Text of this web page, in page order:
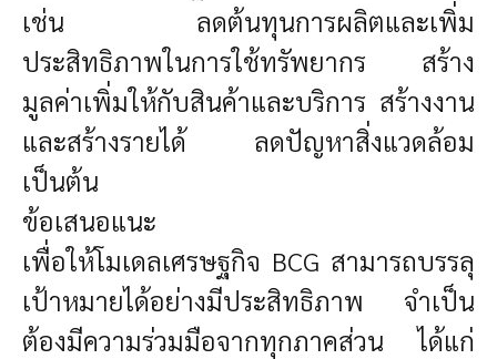
เช่น ลดต้นทุนการผลิตและเพิ่ม
ประสิทธิภาพในการใช้ทรัพยากร สร้าง
มูลค่าเพิ่มให้กับสินค้าและบริการ สร้างงาน
และสร้างรายได้ ลดปัญหาสิ่งแวดล้อม
เป็นต้น
ข้อเสนอแนะ
เพื่อให้โมเดลเศรษฐกิจ BCG สามารถบรรลุ
เป้าหมายได้อย่างมีประสิทธิภาพ จำเป็น
ต้องมีความร่วมมือจากทุกภาคส่วน ได้แก่